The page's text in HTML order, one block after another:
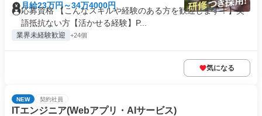
月給23万円～34万4000円
応募資格 【こんなスキルや経験のある方を歓迎します！】英
語抵抗ない方【活かせる経験】P...
業界未経験歓迎 +24個
気になる
NEW 契約社員
ITエンジニア(Webアプリ・AIサービス)